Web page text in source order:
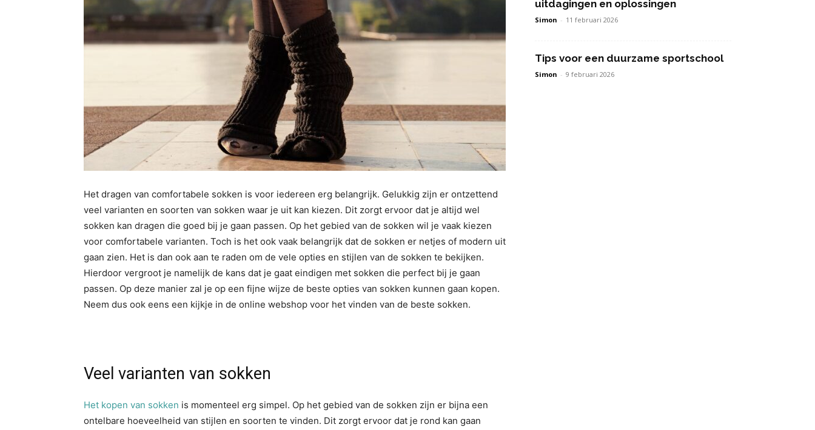
Het dragen van comfortabele sokken is voor iedereen erg belangrijk. Gelukkig zijn er ontzettend
veel varianten en soorten van sokken waar je uit kan kiezen. Dit zorgt ervoor dat je altijd wel
sokken kan dragen die goed bij je gaan passen. Op het gebied van de sokken wil je vaak kiezen
voor comfortabele varianten. Toch is het ook vaak belangrijk dat de sokken er netjes of modern uit
gaan zien. Het is dan ook aan te raden om de vele opties en stijlen van de sokken te bekijken.
Hierdoor vergroot je namelijk de kans dat je gaat eindigen met sokken die perfect bij je gaan
passen. Op deze manier zal je op een fijne wijze de beste opties van sokken kunnen gaan kopen.
Neem dus ook eens een kijkje in de online webshop voor het vinden van de beste sokken.
Veel varianten van sokken
Het kopen van sokken is momenteel erg simpel. Op het gebied van de sokken zijn er bijna een
ontelbare hoeveelheid van stijlen en soorten te vinden. Dit zorgt ervoor dat je rond kan gaan
uitdagingen en oplossingen
Simon - 11 februari 2026
Tips voor een duurzame sportschool
Simon - 9 februari 2026